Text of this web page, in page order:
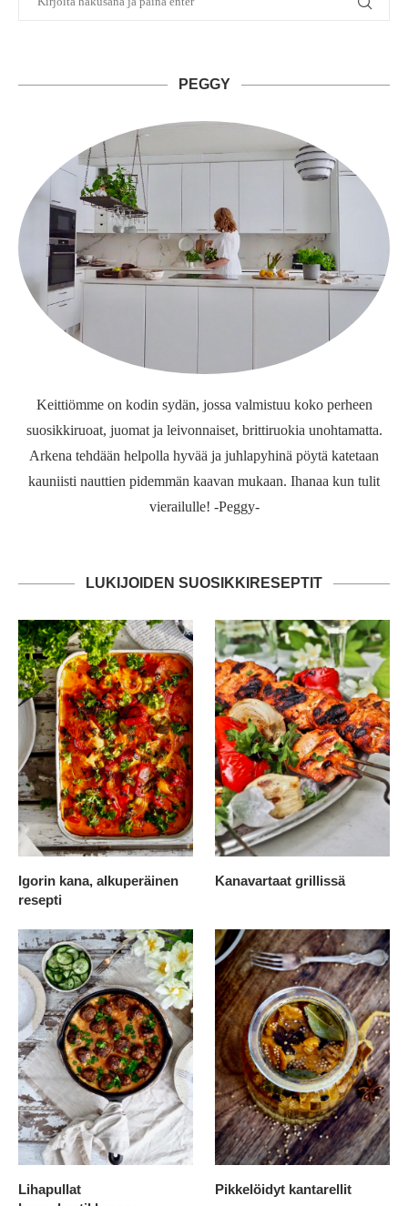
PEGGY
Keittiömme on kodin sydän, jossa valmistuu koko perheen
suosikkiruoat, juomat ja leivonnaiset, brittiruokia unohtamatta.
Arkena tehdään helpolla hyvää ja juhlapyhinä pöytä katetaan
kauniisti nauttien pidemmän kaavan mukaan. Ihanaa kun tulit
vierailulle! -Peggy-
LUKIJOIDEN SUOSIKKIRESEPTIT
Igorin kana, alkuperäinen
resepti
Kanavartaat grillissä
Lihapullat
Pikkelöidyt kantarellit